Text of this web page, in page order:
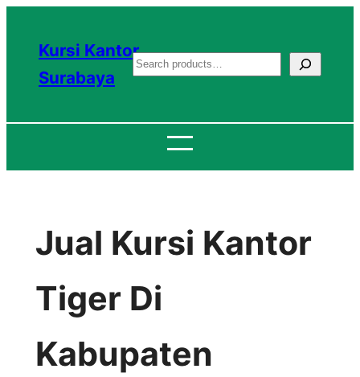
konten
Kursi Kantor
Surabaya
S
a
c
Jual Kursi Kantor
Tiger Di
Kabupaten